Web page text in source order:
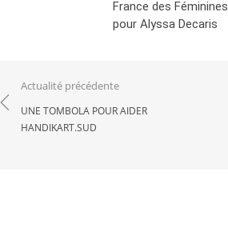
France des Féminines
pour Alyssa Decaris
Navigation
de
l’article
Actualité précédente
UNE TOMBOLA POUR AIDER
HANDIKART.SUD